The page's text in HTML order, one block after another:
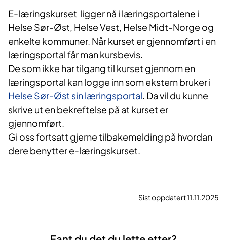
E-læringskurset ligger nå i læringsportalene i
Helse Sør-Øst, Helse Vest, Helse Midt-Norge og
enkelte kommuner. Når kurset er gjennomført i en
læringsportal får man kursbevis.
De som ikke har tilgang til kurset gjennomen
læringsportal kanlogge inn somekstern bruker i
Helse Sør-Øst sinlæringsportal. Da vil du kunne
skrive ut en bekreftelse på at kurset er
gjennomført.
Gi ossfortsatt gjerne tilbakemelding på hvordan
dere benytter e-læringskurset.
Sist oppdatert 11.11.2025